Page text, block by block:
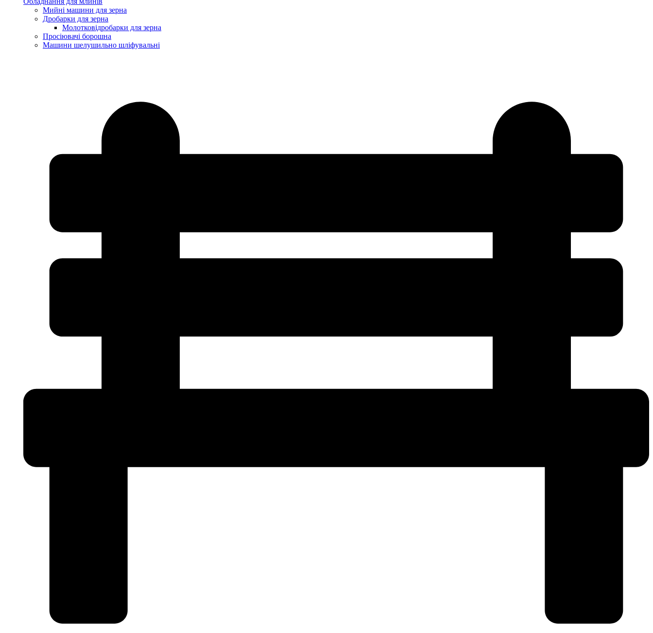
Мийні машини для зерна
Дробарки для зерна
Молотковідробарки для зерна
Просіювачі борошна
Машини шелушильно шліфувальні